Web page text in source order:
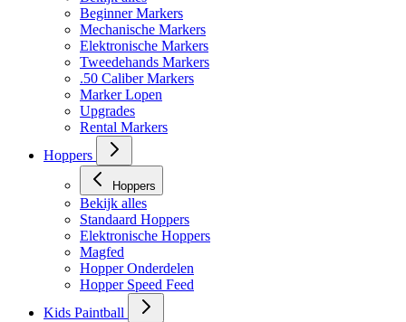
Bekijk alles
Beginner Markers
Mechanische Markers
Elektronische Markers
Tweedehands Markers
.50 Caliber Markers
Marker Lopen
Upgrades
Rental Markers
Hoppers
Hoppers
Bekijk alles
Standaard Hoppers
Elektronische Hoppers
Magfed
Hopper Onderdelen
Hopper Speed Feed